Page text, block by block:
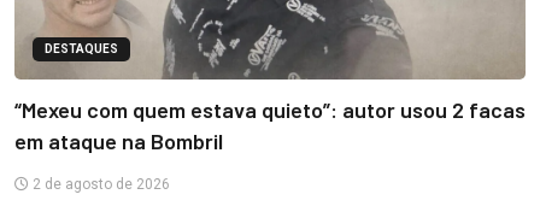
DESTAQUES
“Mexeu com quem estava quieto”: autor usou 2 facas
em ataque na Bombril
2 de agosto de 2026